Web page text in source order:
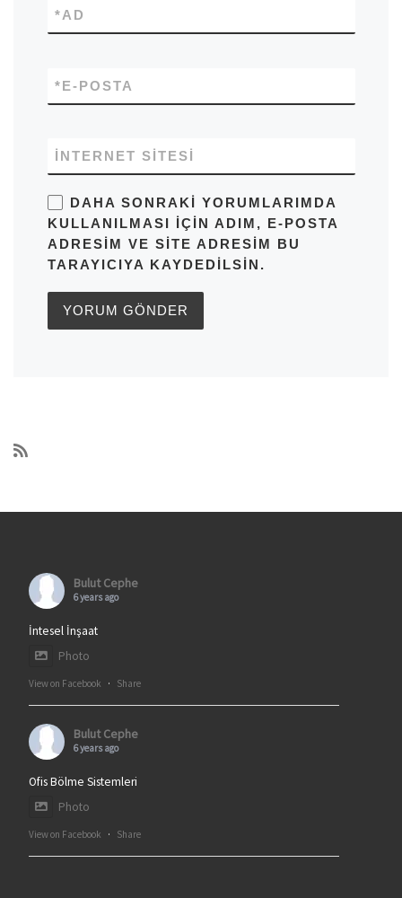
AD
*
E-POSTA
*
İNTERNET SITESI
DAHA SONRAKI YORUMLARIMDA
KULLANILMASI IÇIN ADIM, E-POSTA
ADRESIM VE SITE ADRESIM BU
TARAYICIYA KAYDEDILSIN.
Bulut Cephe
6 years ago
İntesel İnşaat
Photo
View on Facebook · Share
Bulut Cephe
6 years ago
Ofis Bölme Sistemleri
Photo
View on Facebook · Share